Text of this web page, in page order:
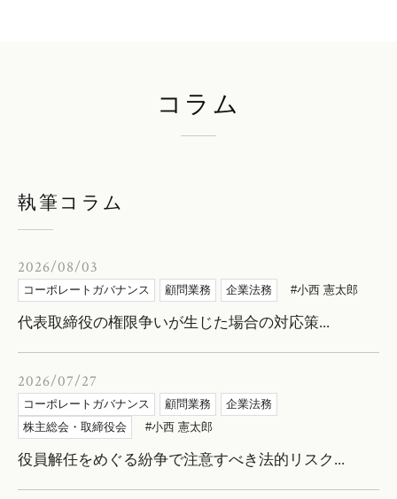
コラム
執筆コラム
2026/08/03
コーポレートガバナンス 顧問業務 企業法務 小西 憲太郎
代表取締役の権限争いが生じた場合の対応策...
2026/07/27
コーポレートガバナンス 顧問業務
企業法務
株主総会・取締役会
小西 憲太郎
役員解任をめぐる紛争で注意すべき法的リスク...